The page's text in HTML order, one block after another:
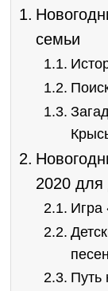
семьи
2020 для
Игра
Путь